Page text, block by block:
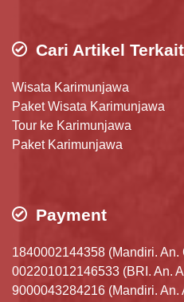
Cari Artikel Terkait
Wisata Karimunjawa
Paket Wisata Karimunjawa
Tour ke Karimunjawa
Paket Karimunjawa
Payment
1840002144358 (Mandiri. An.
002201012146533 (BRI. An.
9000043284216 (Mandiri. An.